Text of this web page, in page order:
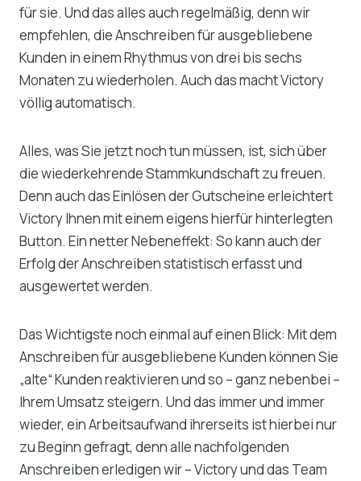
für sie. Und das alles auch regelmäßig, denn wir
empfehlen, die Anschreiben für ausgebliebene
Kunden in einem Rhythmus von drei bis sechs
Monaten zu wiederholen. Auch das macht Victory
völlig automatisch.
Alles, was Sie jetzt noch tun müssen, ist, sich über
die wiederkehrende Stammkundschaft zu freuen.
Denn auch das Einlösen der Gutscheine erleichtert
Victory Ihnen mit einem eigens hierfür hinterlegten
Button. Ein netter Nebeneffekt: So kann auch der
Erfolg der Anschreiben statistisch erfasst und
ausgewertet werden.
Das Wichtigste noch einmal auf einen Blick: Mit dem
Anschreiben für ausgebliebene Kunden können Sie
„alte“ Kunden reaktivieren und so – ganz nebenbei –
Ihrem Umsatz steigern. Und das immer und immer
wieder, ein Arbeitsaufwand ihrerseits ist hierbei nur
zu Beginn gefragt, denn alle nachfolgenden
Anschreiben erledigen wir – Victory und das Team